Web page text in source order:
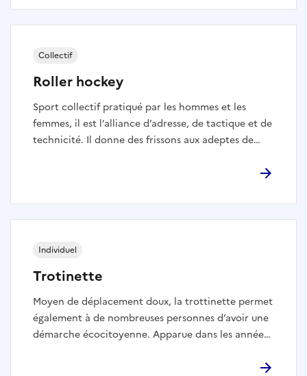
marquer des points. Bien que la pratique
masculine soit nettement minoritaire, elle ne cesse
Roller hockey
Sport collectif pratiqué par les hommes et les
femmes, il est l’alliance d’adresse, de tactique et de
technicité. Il donne des frissons aux adeptes de
hockeyeur doit s’attacher à développer sa vitesse
sa vision du jeu.
Collectif
Trotinette
Moyen de déplacement doux, la trottinette permet
également à de nombreuses personnes d’avoir une
démarche écocitoyenne. Apparue dans les années
Individuel